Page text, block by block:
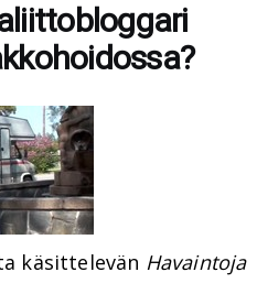
käsittelevän Havaintoja